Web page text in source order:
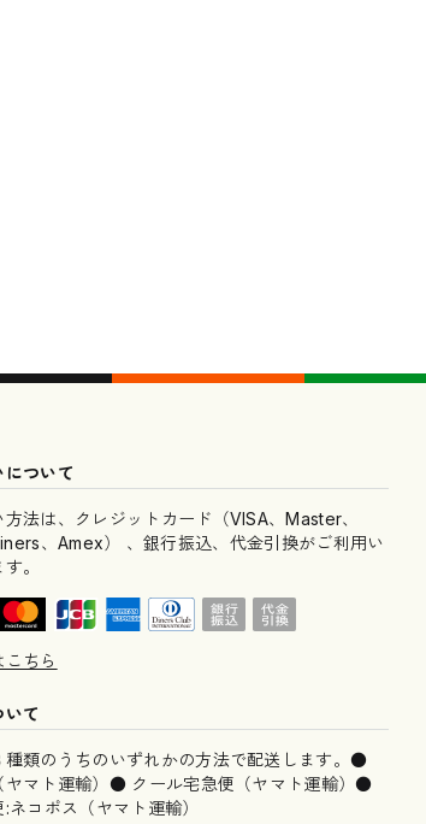
について
方法は、クレジットカード（VISA、Master、
、Amex） 、銀行振込、代金引換がご利用い
。
ちら
いて
種類のうちのいずれかの方法で配送します。●
ヤマト運輸）● クール宅急便（ヤマト運輸）●
ネコポス（ヤマト運輸）